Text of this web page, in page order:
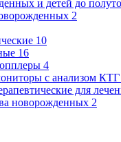
и детей до
2
10
16
4
с анализом КТГ
для
новорожденных 2